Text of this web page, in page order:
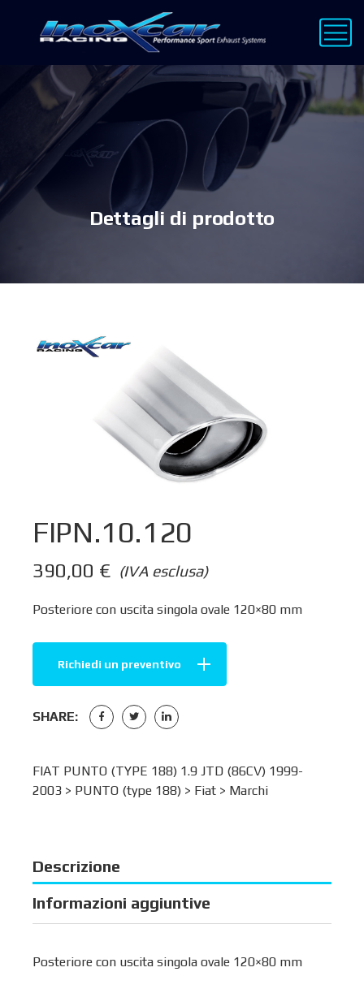
Dettagli di prodotto
FIPN.10.120
(IVA esclusa)
390,00 €
Posteriore con uscita singola ovale 120×80 mm
Richiedi un preventivo
SHARE:
FIAT PUNTO (TYPE 188) 1.9 JTD (86CV) 1999-
2003 > PUNTO (type 188) > Fiat > Marchi
Descrizione
Informazioni aggiuntive
Posteriore con uscita singola ovale 120×80 mm